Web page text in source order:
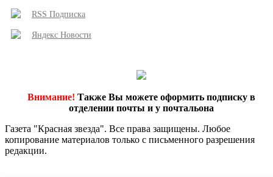
RSS Подписка
Яндекс Новости
Внимание! Также Вы можете оформить подписку в
отделении почты и у почтальона
Газета "Красная звезда". Все права защищены. Любое
копирование материалов только с письменного разрешения
редакции.